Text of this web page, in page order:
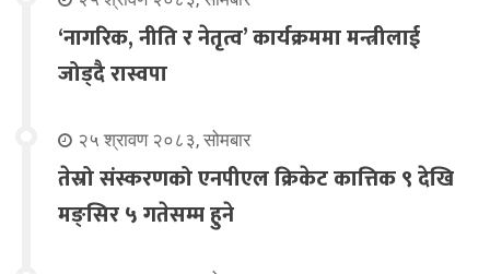
‘नागरिक, नीति र नेतृत्व’ कार्यक्रममा मन्त्रीलाई
जोड्दै रास्वपा
२५ श्रावण २०८३, सोमबार
तेस्रो संस्करणको एनपीएल क्रिकेट कात्तिक ९ देखि
मङ्सिर ५ गतेसम्म हुने